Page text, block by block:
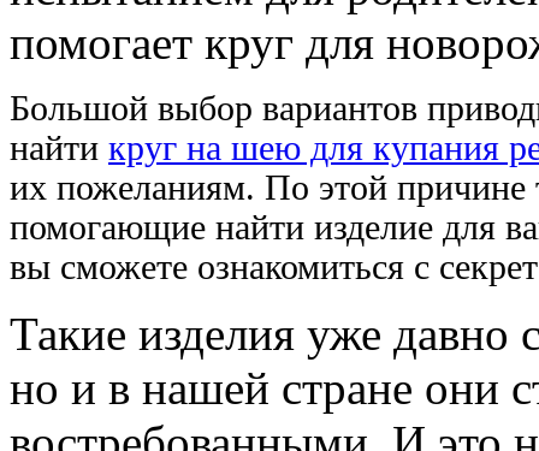
помогает круг для
Большой выбор вариантов
найти круг на шею для купания
их пожеланиям. По этой причине
помогающие найти изделие для
вы сможете ознакомиться с
Такие изделия уже
но и в нашей стране они